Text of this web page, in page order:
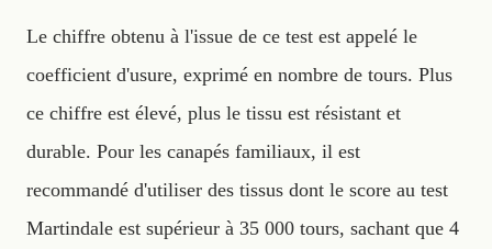
Le chiffre obtenu à l'issue de ce test est appelé le
coefficient d'usure, exprimé en nombre de tours. Plus
ce chiffre est élevé, plus le tissu est résistant et
durable. Pour les canapés familiaux, il est
recommandé d'utiliser des tissus dont le score au test
Martindale est supérieur à 35 000 tours, sachant que 4